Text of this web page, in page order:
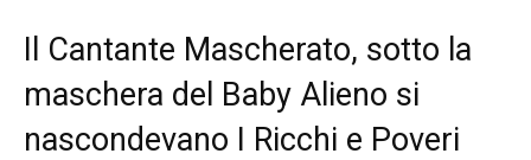
Il Cantante Mascherato, sotto la
maschera del Baby Alieno si
nascondevano I Ricchi e Poveri